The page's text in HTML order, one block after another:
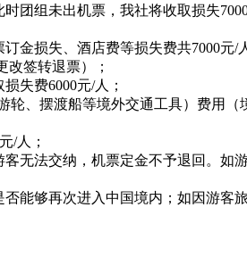
团组未出机票，我社将收取损失7000
金损失、酒店费等损失费共7000元/
签转退票）；
失费6000元/人；
、摆渡船等境外交通工具）费用（
/人；
无法交纳，机票定金不予退回。如
能够再次进入中国境内；如因游客